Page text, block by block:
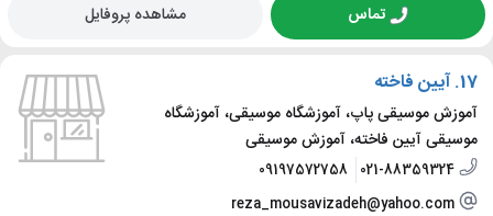
تماس مشاهده پروفایل
17. آیین فاخته
آموزش موسیقی پاپ، آموزشگاه موسیقی، آموزشگاه
موسیقی آیین فاخته، آموزش موسیقی
021-88359324
09197572758
reza_mousavizadeh@yahoo.com